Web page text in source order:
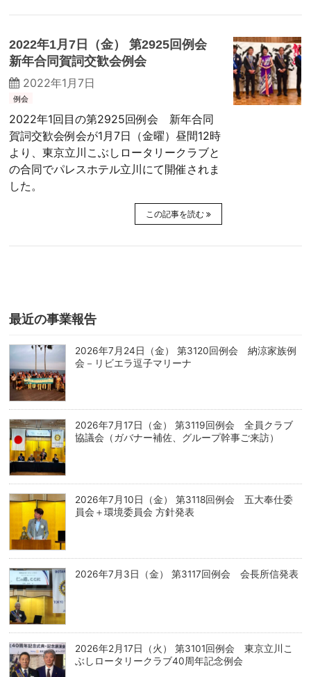
2022年1月7日（金） 第2925回例会
新年合同賀詞交歓会例会
2022年1月7日
例会
2022年1回目の第2925回例会 新年合同
賀詞交歓会例会が1月7日（金曜）昼間12時
より、東京立川こぶしロータリークラブと
の合同でパレスホテル立川にて開催されま
した。
この記事を読む
最近の事業報告
2026年7月24日（金） 第3120回例会 納涼家族例
会－リビエラ逗子マリーナ
2026年7月17日（金） 第3119回例会 全員クラブ
協議会（ガバナー補佐、グループ幹事ご来訪）
2026年7月10日（金） 第3118回例会 五大奉仕委
員会＋環境委員会 方針発表
2026年7月3日（金） 第3117回例会 会長所信発表
2026年2月17日（火） 第3101回例会 東京立川こ
ぶしロータリークラブ40周年記念例会